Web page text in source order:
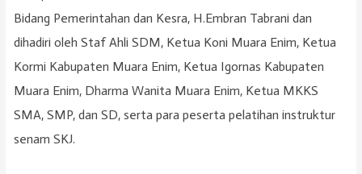
Bidang Pemerintahan dan Kesra, H.Embran Tabrani dan
dihadiri oleh Staf Ahli SDM, Ketua Koni Muara Enim, Ketua
Kormi Kabupaten Muara Enim, Ketua Igornas Kabupaten
Muara Enim, Dharma Wanita Muara Enim, Ketua MKKS
SMA, SMP, dan SD, serta para peserta pelatihan instruktur
senam SKJ.